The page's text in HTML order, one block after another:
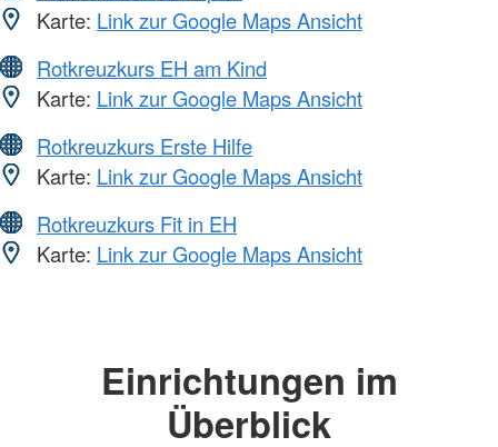
Karte: Link zur Google Maps Ansicht
Rotkreuzkurs EH am Kind
Karte: Link zur Google Maps Ansicht
Rotkreuzkurs Erste Hilfe
Karte: Link zur Google Maps Ansicht
Rotkreuzkurs Fit in EH
Karte: Link zur Google Maps Ansicht
Einrichtungen im
Überblick